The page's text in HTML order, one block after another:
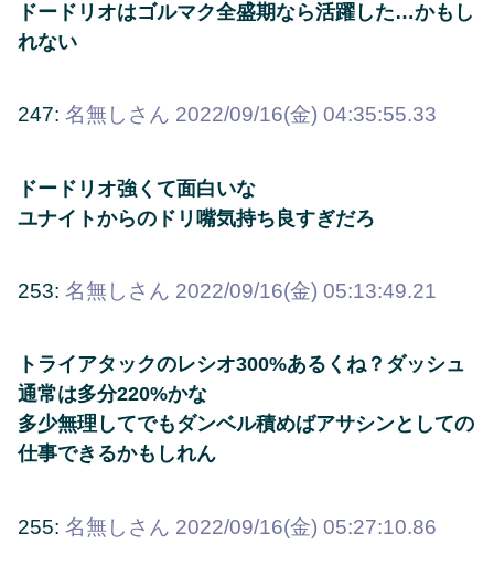
ドードリオはゴルマク全盛期なら活躍した…かもし
れない
247: 名無しさん 2022/09/16(金) 04:35:55.33
ドードリオ強くて面白いな
ユナイトからのドリ嘴気持ち良すぎだろ
253: 名無しさん 2022/09/16(金) 05:13:49.21
トライアタックのレシオ300%あるくね？ダッシュ
通常は多分220%かな
多少無理してでもダンベル積めばアサシンとしての
仕事できるかもしれん
255: 名無しさん 2022/09/16(金) 05:27:10.86